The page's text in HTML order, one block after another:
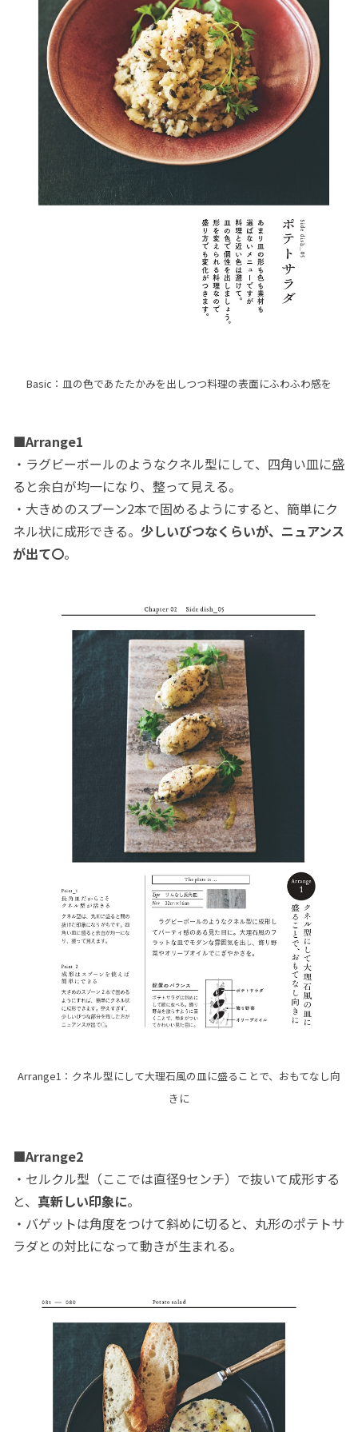
Basic：皿の色であたたかみを出しつつ料理の表面にふわふわ感を
■Arrange1
・ラグビーボールのようなクネル型にして、四角い皿に盛
ると余白が均一になり、整って見える。
・大きめのスプーン2本で固めるようにすると、簡単にク
ネル状に成形できる。 少しいびつなくらいが、ニュアンス
が出て〇。
Arrange1：クネル型にして大理石風の皿に盛ることで、おもてなし向
きに
■Arrange2
・セルクル型（ここでは直径9センチ）で抜いて成形する
と、 真新しい印象に。
・バゲットは角度をつけて斜めに切ると、丸形のポテトサ
ラダとの対比になって動きが生まれる。